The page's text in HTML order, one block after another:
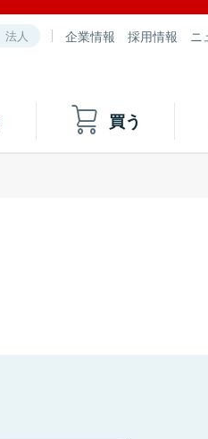
法人 企業情報 採用情報 ニ
買う